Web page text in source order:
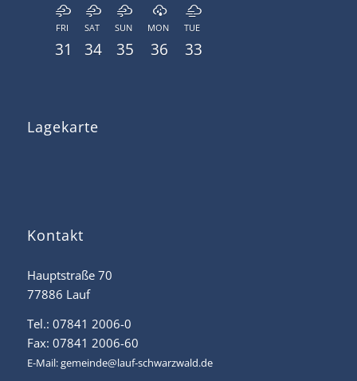
FRI
31
SAT
34
SUN
35
MON
36
TUE
33
Lagekarte
Kontakt
Hauptstraße 70
77886 Lauf
Tel.: 07841 2006-0
Fax: 07841 2006-60
E-Mail:gemeinde@lauf-schwarzwald.de